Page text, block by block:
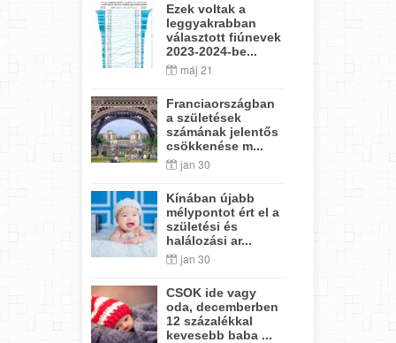
Ezek voltak a
leggyakrabban
választott fiúnevek
2023-2024-be...
máj 21
Franciaországban
a születések
számának jelentős
csökkenése m...
jan 30
Kínában újabb
mélypontot ért el a
születési és
halálozási ar...
jan 30
CSOK ide vagy
oda, decemberben
12 százalékkal
kevesebb baba ...